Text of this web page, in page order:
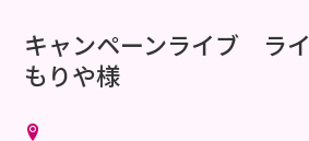
動画
キャンペーンライブ ラ
もりや様